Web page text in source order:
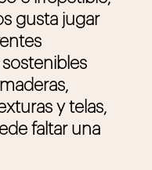
gusta jugar
y telas,
faltar una